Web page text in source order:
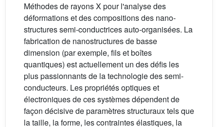
Méthodes de rayons X pour l'analyse des
déformations et des compositions des nano-
structures semi-conductrices auto-organisées. La
fabrication de nanostructures de basse
dimension (par exemple, fils et boîtes
quantiques) est actuellement un des défis les
plus passionnants de la technologie des semi-
conducteurs. Les propriétés optiques et
électroniques de ces systèmes dépendent de
façon décisive de paramètres structuraux tels que
la taille, la forme, les contraintes élastiques, la